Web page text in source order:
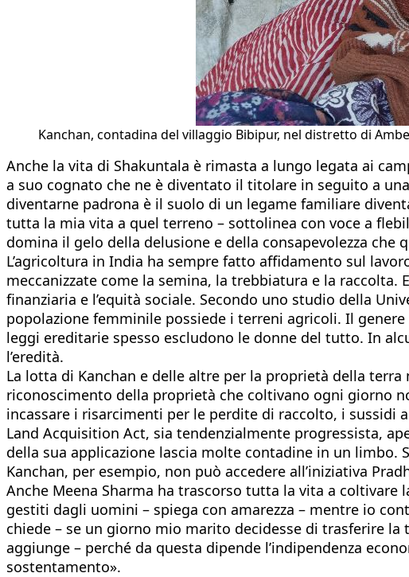
Kanchan, contadina del villaggio Bibipur, nel distretto di
Anche la vita di Shakuntala è rimasta a lungo legata ai
a suo cognato che ne è diventato il titolare in seguito a
diventarne padrona è il suolo di un legame familiare
tutta la mia vita a quel terreno – sottolinea con voce a
domina il gelo della delusione e della consapevolezza
L’agricoltura in India ha sempre fatto affidamento sul
meccanizzate come la semina, la trebbiatura e la raccolta.
finanziaria e l’equità sociale. Secondo uno studio della
popolazione femminile possiede i terreni agricoli. Il
leggi ereditarie spesso escludono le donne del tutto. In
l’eredità.
La lotta di Kanchan e delle altre per la proprietà della
riconoscimento della proprietà che coltivano ogni giorno
incassare i risarcimenti per le perdite di raccolto, i
Land Acquisition Act, sia tendenzialmente progressista,
della sua applicazione lascia molte contadine in un limbo.
Kanchan, per esempio, non può accedere all’iniziativa
Anche Meena Sharma ha trascorso tutta la vita a
gestiti dagli uomini – spiega con amarezza – mentre io
chiede – se un giorno mio marito decidesse di trasferire
aggiunge – perché da questa dipende l’indipendenza
sostentamento».